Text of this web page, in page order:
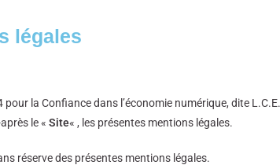
légales
la Confiance dans l’économie numérique, dite
le « Site« , les présentes mentions légales.
réserve des présentes mentions légales.